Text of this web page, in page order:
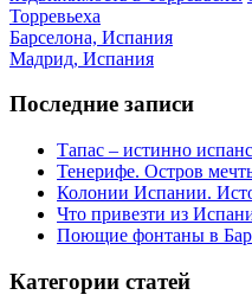
Торревьеха
Барселона, Испания
Мадрид, Испания
Последние записи
Тапас – истинно
Тенерифе. Остров
Колонии Испании.
Что привезти из
Поющие фонтаны в
Категории статей